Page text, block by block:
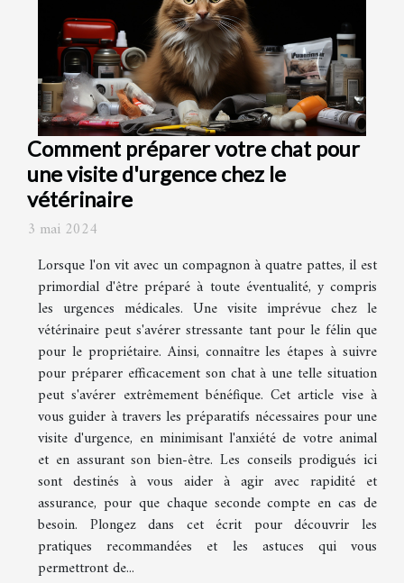
Comment préparer votre chat pour
une visite d'urgence chez le
vétérinaire
3 mai 2024
Lorsque l'on vit avec un compagnon à quatre pattes, il est
primordial d'être préparé à toute éventualité, y compris
les urgences médicales. Une visite imprévue chez le
vétérinaire peut s'avérer stressante tant pour le félin que
pour le propriétaire. Ainsi, connaître les étapes à suivre
pour préparer efficacement son chat à une telle situation
peut s'avérer extrêmement bénéfique. Cet article vise à
vous guider à travers les préparatifs nécessaires pour une
visite d'urgence, en minimisant l'anxiété de votre animal
et en assurant son bien-être. Les conseils prodigués ici
sont destinés à vous aider à agir avec rapidité et
assurance, pour que chaque seconde compte en cas de
besoin. Plongez dans cet écrit pour découvrir les
pratiques recommandées et les astuces qui vous
permettront de...